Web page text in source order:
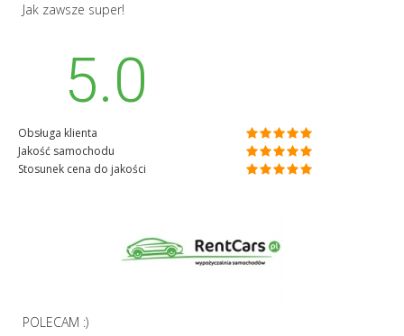
Jak zawsze super!
5.0
Obsługa klienta
Jakość samochodu
Stosunek cena do jakości
POLECAM :)